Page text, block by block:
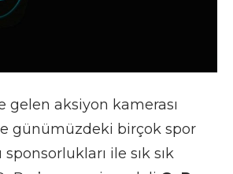
gelen aksiyon kamerası
günümüzdeki birçok spor
sponsorlukları ile sık sık